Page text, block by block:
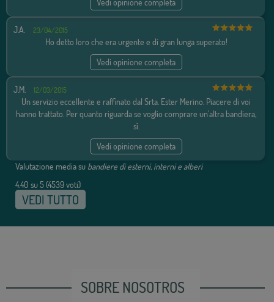
Vedi opinione completa
J.A. 23/04/2015
Ho detto loro che era urgente e di gran lunga superato!
Vedi opinione completa
J.M. 12/03/2015
Un servizio eccellente e raffinato dal Srta. Ester Merino. Piacere di voi
hanno trattato. Per quanto riguarda se voglio comprare un'altra bandiera,
sì.
Vedi opinione completa
Valutazione media su bandiere di esterni, interni e alberi
4.40 su5(4539voti)
VEDI TUTTO
SOBRE NOSOTROS